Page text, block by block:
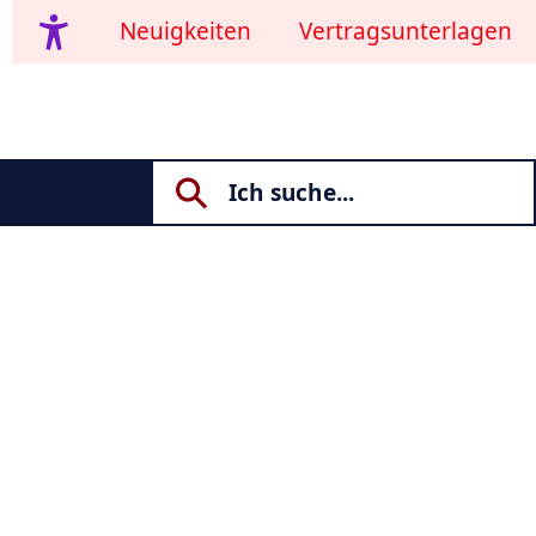
Neuigkeiten Vertragsunterlagen